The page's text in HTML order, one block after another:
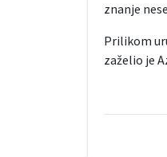
znanje
Prilikom
zaželio je